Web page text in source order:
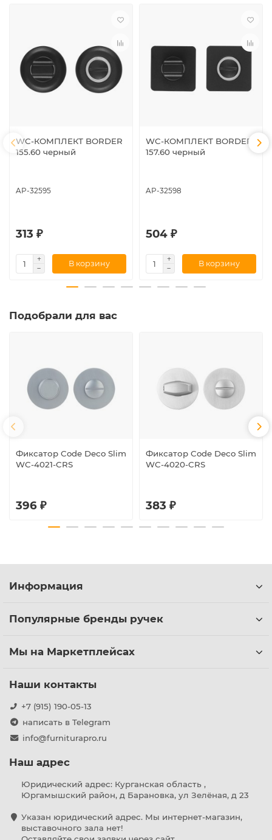
WC-КОМПЛЕКТ BORDER
155.60 черный
AP-32595
313 ₽
В корзину
WC-КОМПЛЕКТ BORDER
157.60 черный
AP-32598
504 ₽
В корзину
Подобрали для вас
Фиксатор Code Deco Slim
WC-4021-CRS
396 ₽
Фиксатор Code Deco Slim
WC-4020-CRS
383 ₽
Информация
Популярные бренды ручек
Мы на Маркетплейсах
Наши контакты
+7 (915) 190-05-13
написать в Telegram
info@furniturapro.ru
Наш адрес
Юридический адрес: Курганская область ,
Юргамышский район, д Барановка, ул Зелёная, д 23
Указан юридический адрес. Мы интернет-магазин,
выставочного зала нет!